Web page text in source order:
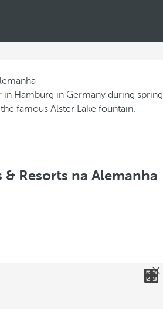
Resorts na Alemanha